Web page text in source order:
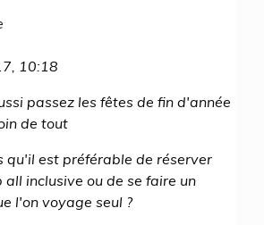
10:18
passez les fêtes de fin d'année
de tout
qu'il est préférable de réserver
all inclusive ou de se faire un
l'on voyage seul ?